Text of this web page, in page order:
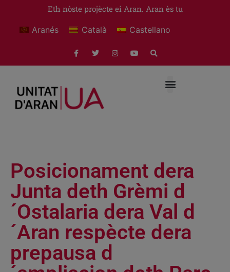
Eth nòste projècte ei Aran. Aran ès tu
Aranés Català Castellano
Posicionament dera
Junta deth Grèmi d
´Ostalaria dera Val d
´Aran respècte dera
prepausa d